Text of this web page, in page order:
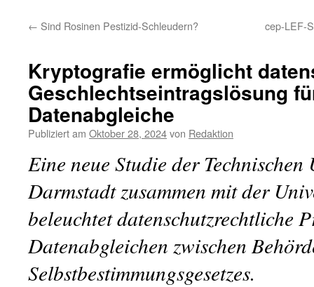
← Sind Rosinen Pestizid-Schleudern? cep-LEF-
Kryptografie ermöglicht
Geschlechtseintragslösung
Datenabgleiche
Publiziert am Oktober 28, 2024von Redaktion
Eine neue Studie der
Darmstadt zusammen mit der
beleuchtet datenschutzrechtliche
Datenabgleichen zwischen
Selbstbestimmungsgesetzes.